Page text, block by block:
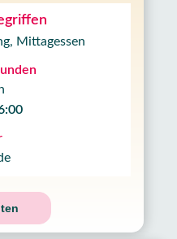
Mittagessen